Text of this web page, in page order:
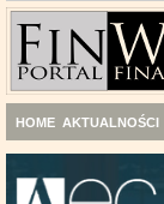
HOME AKTUALNOŚCI